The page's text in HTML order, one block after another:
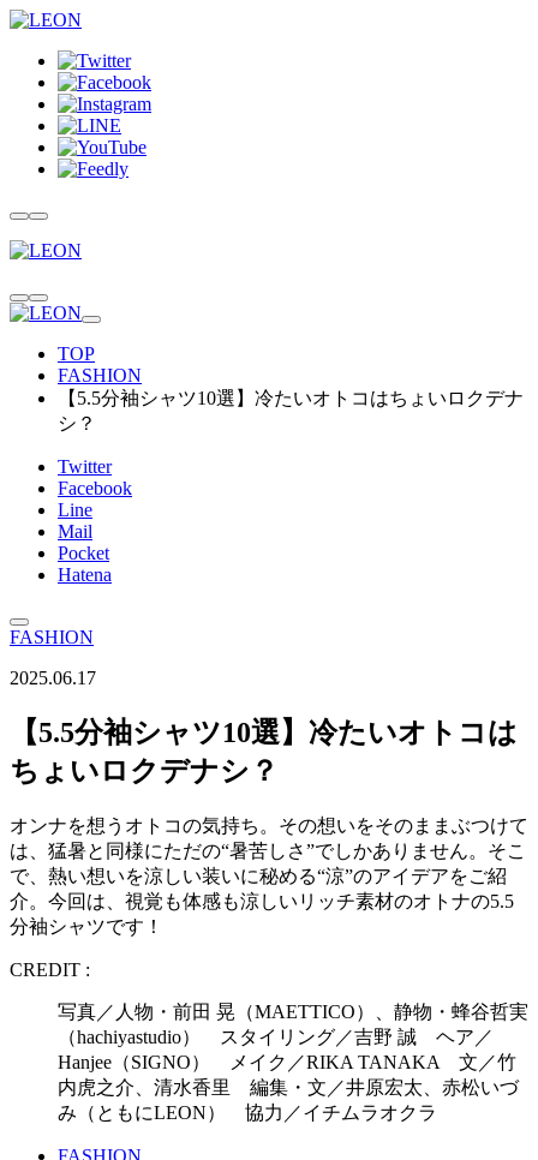
TOP
FASHION
【5.5分袖シャツ10選】冷たいオトコはちょいロクデナ
シ？
Twitter
Facebook
Line
Mail
Pocket
Hatena
FASHION
2025.06.17
【5.5分袖シャツ10選】冷たいオトコは
ちょいロクデナシ？
オンナを想うオトコの気持ち。その想いをそのままぶつけて
は、猛暑と同様にただの“暑苦しさ”でしかありません。そこ
で、熱い想いを涼しい装いに秘める“涼”のアイデアをご紹
介。今回は、視覚も体感も涼しいリッチ素材のオトナの5.5
分袖シャツです！
CREDIT :
写真／人物・前田 晃（MAETTICO）、静物・蜂谷哲実
（hachiyastudio） スタイリング／吉野 誠 ヘア／
Hanjee（SIGNO） メイク／RIKA TANAKA 文／竹
内虎之介、清水香里 編集・文／井原宏太、赤松いづ
み（ともにLEON） 協力／イチムラオクラ
FASHION